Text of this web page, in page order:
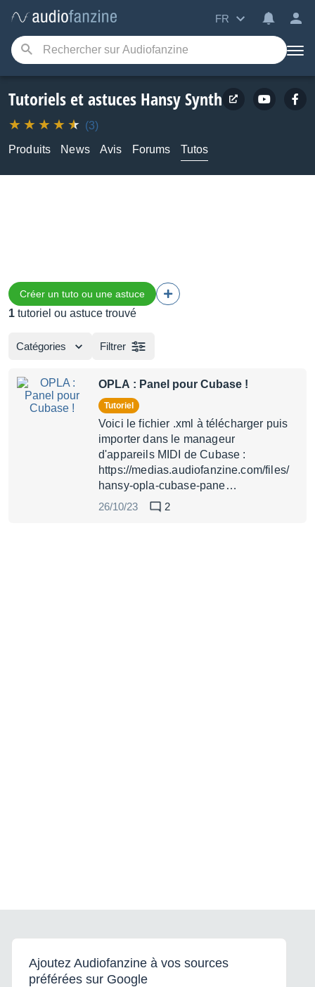
FR
Tutoriels et astuces Hansy Synth
(3)
Produits
News Avis Forums Tutos
Créer un tuto ou une astuce
1 tutoriel ou astuce trouvé
Catégories Filtrer
OPLA : Panel pour Cubase !
Tutoriel
Voici le fichier .xml à télécharger puis
importer dans le manageur
d'appareils MIDI de Cubase :
https://medias.audiofanzine.com/files/
hansy-opla-cubase-pane…
26/10/23
2
Ajoutez Audiofanzine à vos sources
préférées sur Google